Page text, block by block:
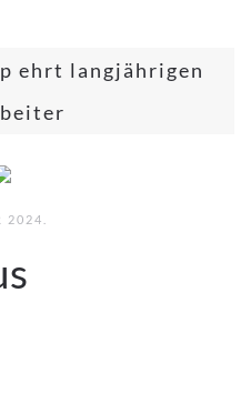
ehrt langjährigen
2024